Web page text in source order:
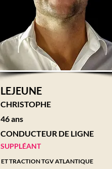
LEJEUNE
CHRISTOPHE
46 ans
SUPPLÉANT
CONDUCTEUR DE LIGNE
ET TRACTION TGV ATLANTIQUE